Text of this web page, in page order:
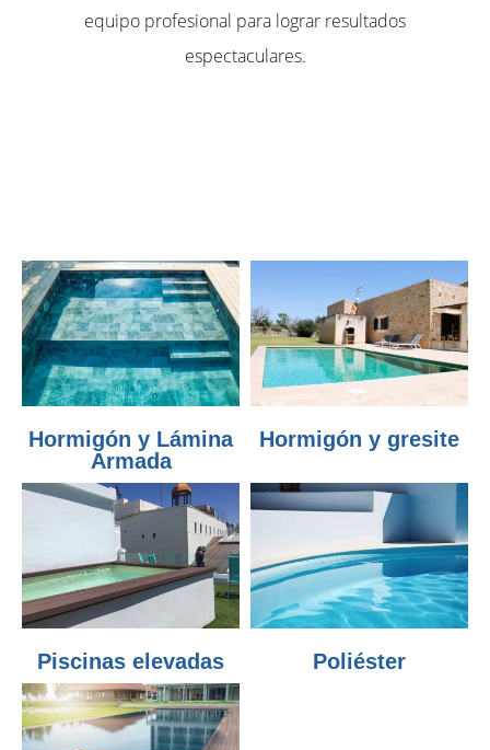
equipo profesional para lograr resultados
espectaculares.
Hormigón y Lámina
Armada
Hormigón y gresite
Piscinas elevadas Poliéster